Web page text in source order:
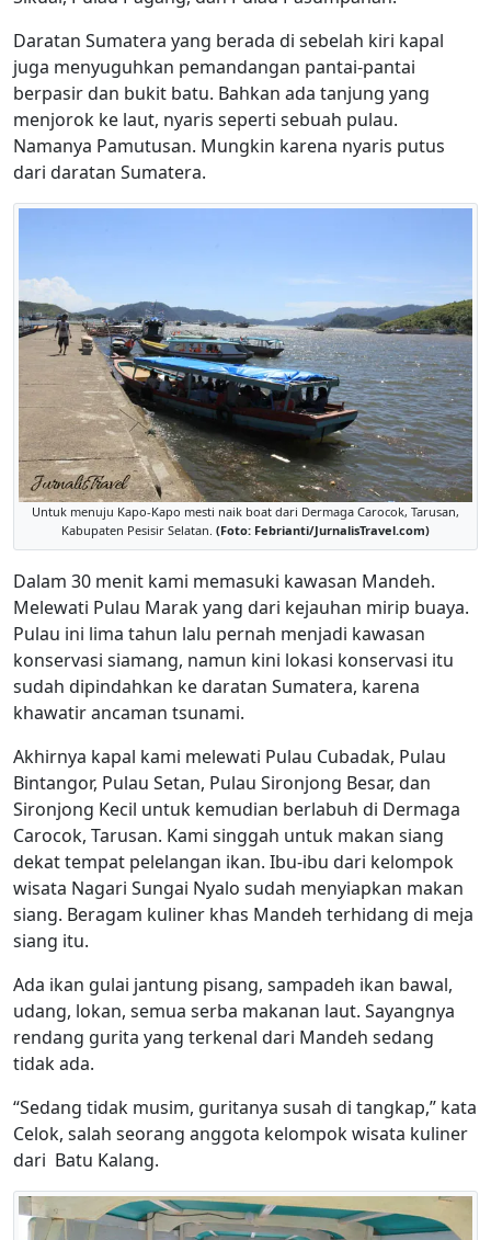
Daratan Sumatera yang berada di sebelah kiri kapal
juga menyuguhkan pemandangan pantai-pantai
berpasir dan bukit batu. Bahkan ada tanjung yang
menjorok ke laut, nyaris seperti sebuah pulau.
Namanya Pamutusan. Mungkin karena nyaris putus
dari daratan Sumatera.
Untuk menuju Kapo-Kapo mesti naik boat dari Dermaga Carocok, Tarusan,
Kabupaten Pesisir Selatan. (Foto: Febrianti/JurnalisTravel.com)
Dalam 30 menit kami memasuki kawasan Mandeh.
Melewati Pulau Marak yang dari kejauhan mirip buaya.
Pulau ini lima tahun lalu pernah menjadi kawasan
konservasi siamang, namun kini lokasi konservasi itu
sudah dipindahkan ke daratan Sumatera, karena
khawatir ancaman tsunami.
Akhirnya kapal kami melewati Pulau Cubadak, Pulau
Bintangor, Pulau Setan, Pulau Sironjong Besar, dan
Sironjong Kecil untuk kemudian berlabuh di Dermaga
Carocok, Tarusan. Kami singgah untuk makan siang
dekat tempat pelelangan ikan. Ibu-ibu dari kelompok
wisata Nagari Sungai Nyalo sudah menyiapkan makan
siang. Beragam kuliner khas Mandeh terhidang di meja
siang itu.
Ada ikan gulai jantung pisang, sampadeh ikan bawal,
udang, lokan, semua serba makanan laut. Sayangnya
rendang gurita yang terkenal dari Mandeh sedang
tidak ada.
“Sedang tidak musim, guritanya susah di tangkap,” kata
Celok, salah seorang anggota kelompok wisata kuliner
dari Batu Kalang.